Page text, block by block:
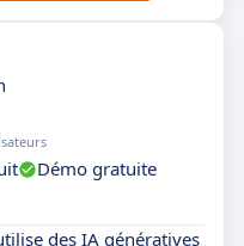
Démo gratuite
des IA génératives